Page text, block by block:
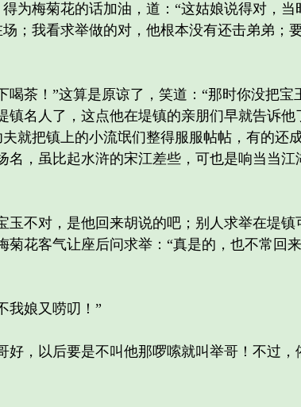
为梅菊花的话加油，道：“这姑娘说得对，当
；我看求举做的对，他根本没有还击弟弟；
茶！”这算是原谅了，笑道：“那时你没把宝
名人了，这点他在堤镇的亲朋们早就告诉他
就把镇上的小流氓们整得服服帖帖，有的还
，虽比起水浒的宋江差些，可也是响当当江
不对，是他回来胡说的吧；别人求举在堤镇
花客气让座后问求举：“真是的，也不常回
娘又唠叨！”
，以后要是不叫他那啰嗦就叫举哥！不过，